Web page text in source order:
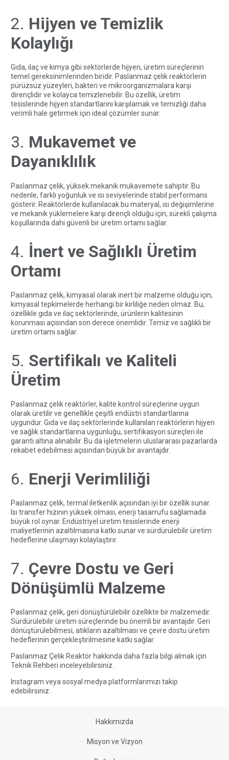
2. Hijyen ve Temizlik
Kolaylığı
Gıda, ilaç ve kimya gibi sektörlerde hijyen, üretim süreçlerinin
temel gereksinimlerinden biridir. Paslanmaz çelik reaktörlerin
pürüzsüz yüzeyleri, bakteri ve mikroorganizmalara karşı
dirençlidir ve kolayca temizlenebilir. Bu özellik, üretim
tesislerinde hijyen standartlarını karşılamak ve temizliği daha
verimli hale getirmek için ideal çözümler sunar.
3. Mukavemet ve
Dayanıklılık
Paslanmaz çelik, yüksek mekanik mukavemete sahiptir. Bu
nedenle, farklı yoğunluk ve ısı seviyelerinde stabil performans
gösterir. Reaktörlerde kullanılacak bu materyal, ısı değişimlerine
ve mekanik yüklemelere karşı dirençli olduğu için, sürekli çalışma
koşullarında dahi güvenli bir üretim ortamı sağlar.
4. İnert ve Sağlıklı Üretim
Ortamı
Paslanmaz çelik, kimyasal olarak inert bir malzeme olduğu için,
kimyasal tepkimelerde herhangi bir kirliliğe neden olmaz. Bu,
özellikle gıda ve ilaç sektörlerinde, ürünlerin kalitesinin
korunması açısından son derece önemlidir. Temiz ve sağlıklı bir
üretim ortamı sağlar.
5. Sertifikalı ve Kaliteli
Üretim
Paslanmaz çelik reaktörler, kalite kontrol süreçlerine uygun
olarak üretilir ve genellikle çeşitli endüstri standartlarına
uygundur. Gıda ve ilaç sektörlerinde kullanılan reaktörlerin hijyen
ve sağlık standartlarına uygunluğu, sertifikasyon süreçleri ile
garanti altına alınabilir. Bu da işletmelerin uluslararası pazarlarda
rekabet edebilmesi açısından büyük bir avantajdır.
6. Enerji Verimliliği
Paslanmaz çelik, termal iletkenlik açısından iyi bir özellik sunar.
Isı transfer hızının yüksek olması, enerji tasarrufu sağlamada
büyük rol oynar. Endüstriyel üretim tesislerinde enerji
maliyetlerinin azaltılmasına katkı sunar ve sürdürülebilir üretim
hedeflerine ulaşmayı kolaylaştırır.
7. Çevre Dostu ve Geri
Dönüşümlü Malzeme
Paslanmaz çelik, geri dönüştürülebilir özellikte bir malzemedir.
Sürdürülebilir üretim süreçlerinde bu önemli bir avantajdır. Geri
dönüştürülebilmesi, atıkların azaltılması ve çevre dostu üretim
hedeflerinin gerçekleştirilmesine katkı sağlar.
Paslanmaz Çelik Reaktör hakkında daha fazla bilgi almak için
Teknik Rehberi inceleyebilirsiniz.
Instagram veya sosyal medya platformlarımızı takip
edebilirsiniz.
Hakkımızda
Misyon ve Vizyon